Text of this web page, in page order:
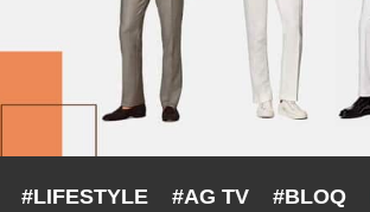
#LIFESTYLE #AG TV #BLOQ